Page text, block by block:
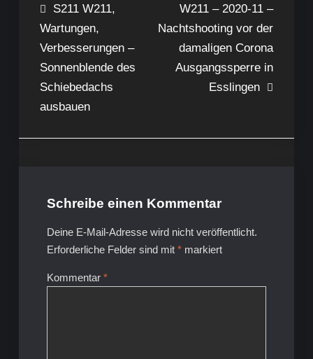
Beitragsnavigation
S211 W211,
Wartungen,
Verbesserungen –
Sonnenblende des
Schiebedachs
ausbauen
W211 – 2020-11 –
Nachtshooting vor der
damaligen Corona
Ausgangssperre in
Esslingen
Schreibe einen Kommentar
Deine E-Mail-Adresse wird nicht veröffentlicht.
Erforderliche Felder sind mit *markiert
Kommentar *